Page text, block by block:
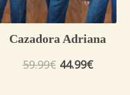
Cazadora Adriana
59.99€ 44.99€